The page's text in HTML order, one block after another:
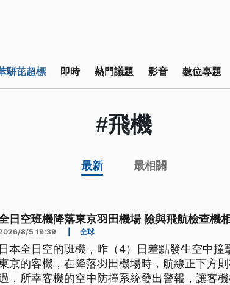
駢芘超標 即時 熱門議題 影音 數位專題
#飛機
最新 最相關
日空班機降落東京羽田機場 險與飛航檢查機
8/5 19:39 全球
日本全日空的班機，昨（4）日差點發生空中
京的客機，在降落羽田機場時，航線正下方
，所幸客機的空中防撞系統發出警報，讓客